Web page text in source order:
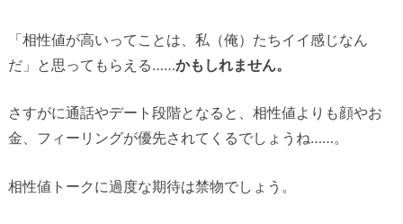
「相性値が高いってことは、私（俺）たちイイ感じなん
だ」と思ってもらえる……かもしれません。
さすがに通話やデート段階となると、相性値よりも顔やお
金、フィーリングが優先されてくるでしょうね……。
相性値トークに過度な期待は禁物でしょう。